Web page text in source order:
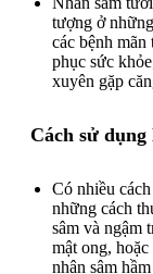
tượng ở
các bệnh
phục sức
xuyên gặp
Cách sử
Có nhiều
những cách
sâm và ngậm
mật ong,
nhân sâm